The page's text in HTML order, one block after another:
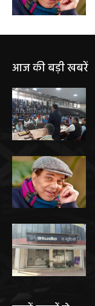
आज की बड़ी खबरें